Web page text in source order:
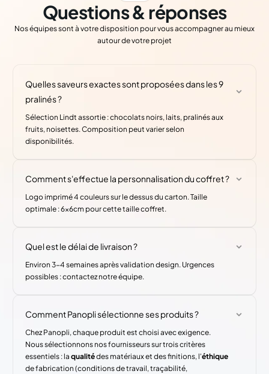
Questions & réponses
Nos équipes sont à votre disposition pour vous accompagner au mieux
autour de votre projet
Quelles saveurs exactes sont proposées dans les 9
pralinés ?
Sélection Lindt assortie : chocolats noirs, laits, pralinés aux
fruits, noisettes. Composition peut varier selon
disponibilités.
Comment s'effectue la personnalisation du coffret ?
Logo imprimé 4 couleurs sur le dessus du carton. Taille
optimale : 6x6cm pour cette taille coffret.
Quel est le délai de livraison ?
Environ 3-4 semaines après validation design. Urgences
possibles : contactez notre équipe.
Comment Panopli sélectionne ses produits ?
Chez Panopli, chaque produit est choisi avec exigence.
Nous sélectionnons nos fournisseurs sur trois critères
essentiels : laqualitédes matériaux et des finitions, l'éthique
de fabrication (conditions de travail, traçabilité,